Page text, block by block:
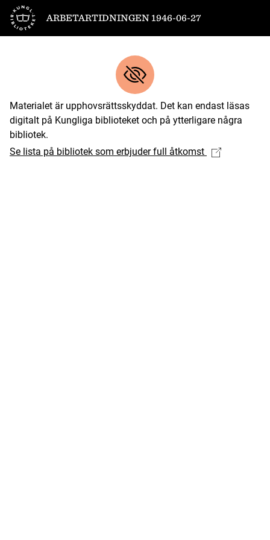
Till startsidan
ARBETARTIDNINGEN 1946-06-27
Materialet är upphovsrättsskyddat. Det kan endast läsas
digitalt på Kungliga biblioteket och på ytterligare några
bibliotek.
Se lista på bibliotek som erbjuder full åtkomst